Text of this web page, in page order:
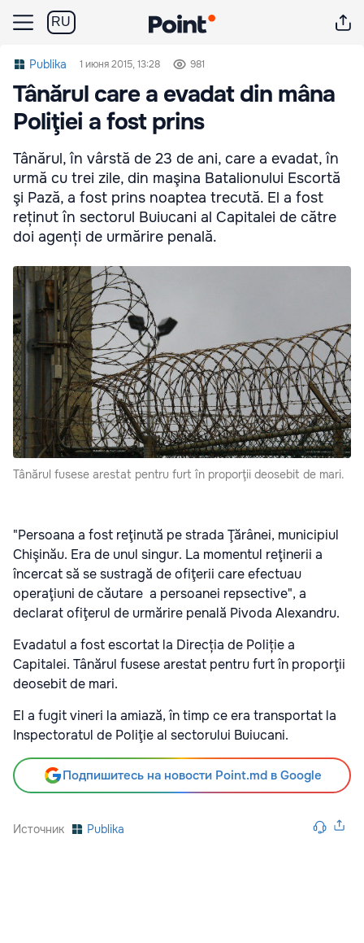
RU
Publika 1 июня 2015, 13:28 981
Tânărul care a evadat din mâna
Poliţiei a fost prins
Tânărul, în vârstă de 23 de ani, care a evadat, în
urmă cu trei zile, din maşina Batalionului Escortă
şi Pază, a fost prins noaptea trecută. El a fost
reținut în sectorul Buiucani al Capitalei de către
doi agenți de urmărire penală.
Tânărul fusese arestat pentru furt în proporţii deosebit de mari.
"Persoana a fost reţinută pe strada Ţărânei, municipiul
Chişinău. Era de unul singur. La momentul reţinerii a
încercat să se sustragă de ofiţerii care efectuau
operaţiuni de căutare a persoanei repsective", a
declarat ofiţerul de urmărire penală Pivoda Alexandru.
Evadatul a fost escortat la Direcția de Poliție a
Capitalei. Tânărul fusese arestat pentru furt în proporţii
deosebit de mari.
El a fugit vineri la amiază, în timp ce era transportat la
Inspectoratul de Poliţie al sectorului Buiucani.
Подпишитесь на новости Point.md в Google
Источник Publika